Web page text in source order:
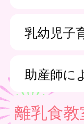
乳幼児子
助産師に
離乳食教